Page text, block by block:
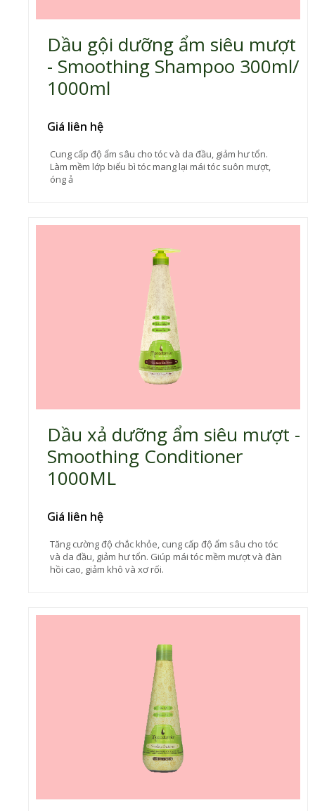
Dầu gội dưỡng ẩm siêu mượt
- Smoothing Shampoo 300ml/
1000ml
Giá liên hệ
Cung cấp độ ẩm sâu cho tóc và da đầu, giảm hư tổn.
Làm mềm lớp biểu bì tóc mang lại mái tóc suôn mượt,
óng ả
Dầu xả dưỡng ẩm siêu mượt -
Smoothing Conditioner
1000ML
Giá liên hệ
Tăng cường độ chắc khỏe, cung cấp độ ẩm sâu cho tóc
và da đầu, giảm hư tổn. Giúp mái tóc mềm mượt và đàn
hồi cao, giảm khô và xơ rối.